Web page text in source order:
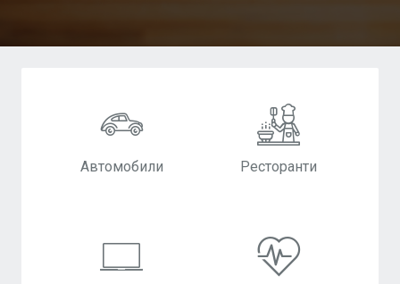
Автомобили Ресторанти